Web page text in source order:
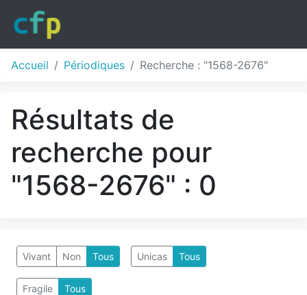
Accueil Périodiques Recherche : "1568-2676"
Résultats de
recherche pour
"1568-2676" : 0
Vivant Non Tous Unicas Tous
Fragile Tous